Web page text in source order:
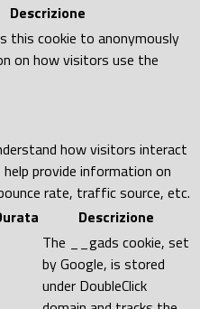
Descrizione
this cookie to anonymously
on how visitors use the
how visitors interact
provide information on
rate, traffic source, etc.
Descrizione
The __gads cookie, set
by Google, is stored
under DoubleClick